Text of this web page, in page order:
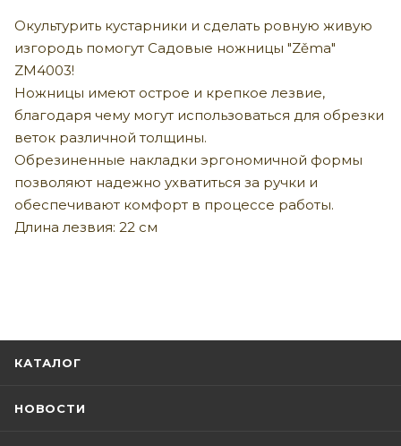
Окультурить кустарники и сделать ровную живую
изгородь помогут Садовые ножницы "Zěma"
ZM4003!
Ножницы имеют острое и крепкое лезвие,
благодаря чему могут использоваться для обрезки
веток различной толщины.
Обрезиненные накладки эргономичной формы
позволяют надежно ухватиться за ручки и
обеспечивают комфорт в процессе работы.
Длина лезвия: 22 см
КАТАЛОГ
НОВОСТИ